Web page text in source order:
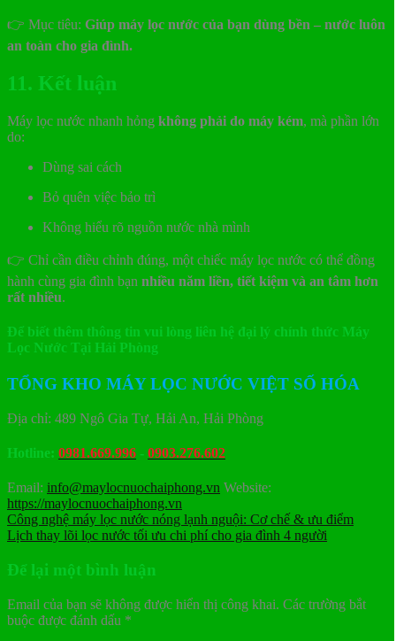
👉 Mục tiêu: Giúp máy lọc nước của bạn dùng bền – nước luôn
an toàn cho gia đình.
11. Kết luận
Máy lọc nước nhanh hỏng không phải do máy kém, mà phần lớn
do:
Dùng sai cách
Bỏ quên việc bảo trì
Không hiểu rõ nguồn nước nhà mình
👉 Chỉ cần điều chỉnh đúng, một chiếc máy lọc nước có thể đồng
hành cùng gia đình bạn nhiều năm liền, tiết kiệm và an tâm hơn
rất nhiều.
Để biết thêm thông tin vui lòng liên hệ đại lý chính thức Máy
Lọc Nước Tại Hải Phòng
TỔNG KHO MÁY LỌC NƯỚC VIỆT SỐ HÓA
Địa chỉ: 489 Ngô Gia Tự, Hải An, Hải Phòng
Hotline: 0981.669.996 - 0903.276.602
Email: info@maylocnuochaiphong.vn Website:
https://maylocnuochaiphong.vn
Công nghệ máy lọc nước nóng lạnh nguội: Cơ chế & ưu điểm
Lịch thay lõi lọc nước tối ưu chi phí cho gia đình 4 người
Để lại một bình luận
Email của bạn sẽ không được hiển thị công khai. Các trường bắt
buộc được đánh dấu *